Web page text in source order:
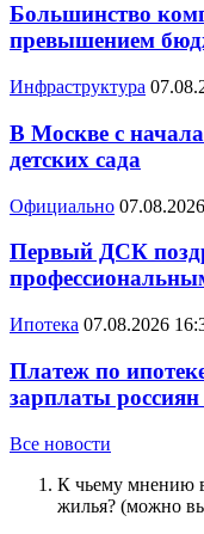
Большинство
превышением
Инфраструктура
В Москве с
детских сада
Официально
Первый ДСК
Ипотека 07.08.2026
Платеж по
зарплаты россиян
Все новости
К чьему мнению
жилья? (можно